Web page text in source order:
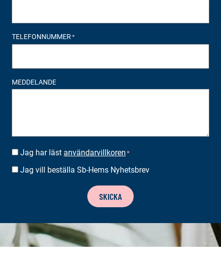
TELEFONNUMMER*
MEDDELANDE
SUOSTUMUS *
Jag har läst användarvillkoren *
BESTÄLLA
Jag vill beställa Sb-Hems Nyhetsbrev
SKICKA